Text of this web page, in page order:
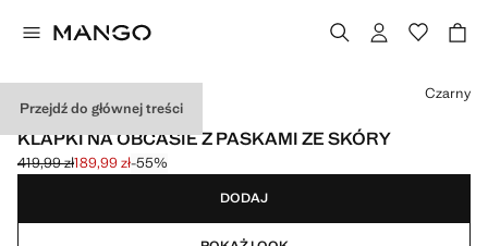
Przejdź do głównej treści
SELECTION
KLAPKI NA OBCASIE Z PASKAMI ZE SKÓRY
Skreślona cena początkowa [419,99 zł ]
419,99 zł
Aktualna cena [189,99 zł ]
189,99 zł-55%
Wybierz kolor
Czarny
DODAJ